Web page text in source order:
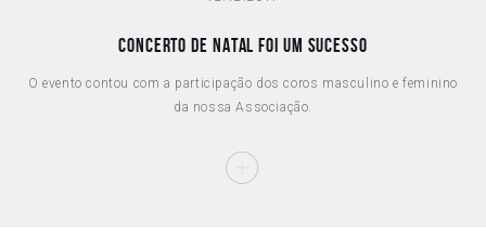
CONCERTO DE NATAL FOI UM SUCESSO
O evento contou com a participação dos coros masculino e feminino
da nossa Associação.